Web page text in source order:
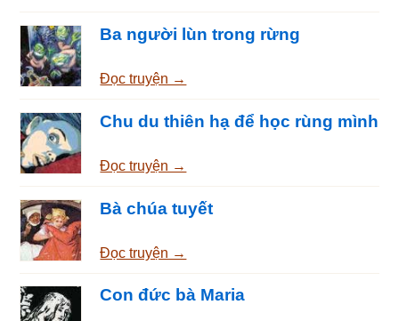
Ba người lùn trong rừng
Đọc truyện →
Chu du thiên hạ để học rùng mình
Đọc truyện →
Bà chúa tuyết
Đọc truyện →
Con đức bà Maria